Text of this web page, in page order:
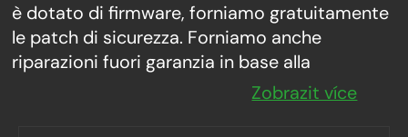
è dotato di firmware, forniamo gratuitamente
le patch di sicurezza. Forniamo anche
riparazioni fuori garanzia in base alla
disponibilità del materiale. In genere, 10 anni
Zobrazit více